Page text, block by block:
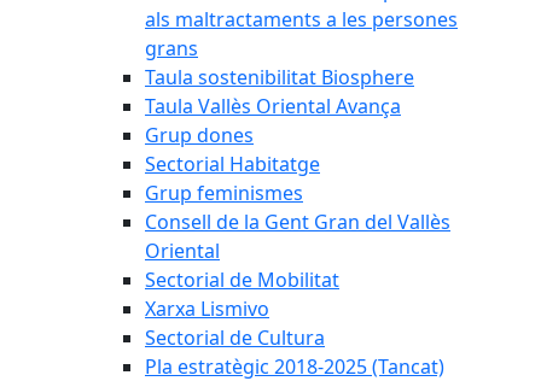
als maltractaments a les persones
grans
Taula sostenibilitat Biosphere
Taula Vallès Oriental Avança
Grup dones
Sectorial Habitatge
Grup feminismes
Consell de la Gent Gran del Vallès
Oriental
Sectorial de Mobilitat
Xarxa Lismivo
Sectorial de Cultura
Pla estratègic 2018-2025 (Tancat)